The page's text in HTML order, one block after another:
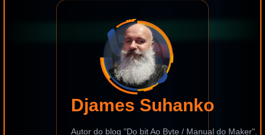
Djames Suhanko
Autor do blog "Do bit Ao Byte / Manual do Maker".